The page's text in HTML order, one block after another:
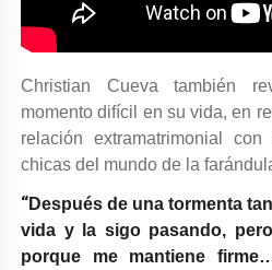
Christian Cueva también
momento difícil en su vida, en
relación extramatrimonial
chicas del mundo de la
“Después de una tormenta
vida y la sigo pasando,
porque me mantiene